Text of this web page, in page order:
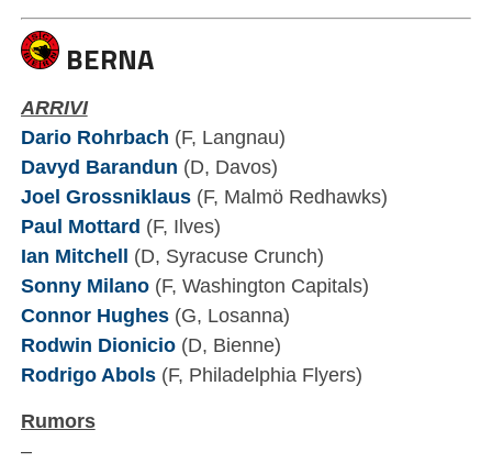
BERNA
ARRIVI
Dario Rohrbach (F, Langnau)
Davyd Barandun (D, Davos)
Joel Grossniklaus(F, Malmö Redhawks)
Paul Mottard (F, Ilves)
Ian Mitchell (D, Syracuse Crunch)
Sonny Milano(F, Washington Capitals)
Connor Hughes(G, Losanna)
Rodwin Dionicio(D, Bienne)
Rodrigo Abols(F, Philadelphia Flyers)
Rumors
–